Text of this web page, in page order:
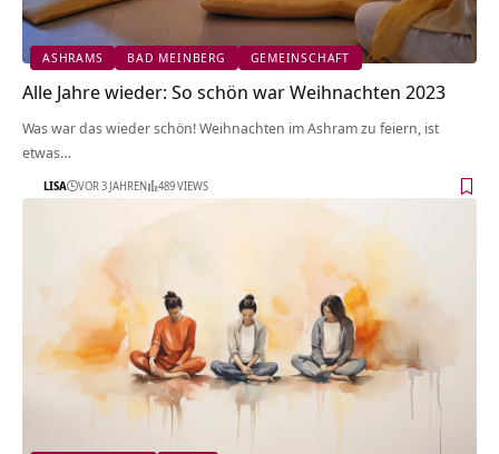
ASHRAMS BAD MEINBERG GEMEINSCHAFT
Alle Jahre wieder: So schön war Weihnachten 2023
Was war das wieder schön! Weihnachten im Ashram zu feiern, ist
etwas…
LISA VOR 3 JAHREN 489 VIEWS